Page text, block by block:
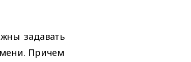
задавать
Причем